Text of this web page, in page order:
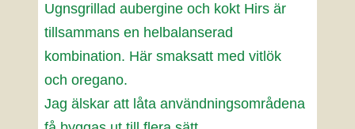
Ugnsgrillad aubergine och kokt Hirs är
tillsammans en helbalanserad
kombination. Här smaksatt med vitlök
och oregano.
Jag älskar att låta användningsområdena